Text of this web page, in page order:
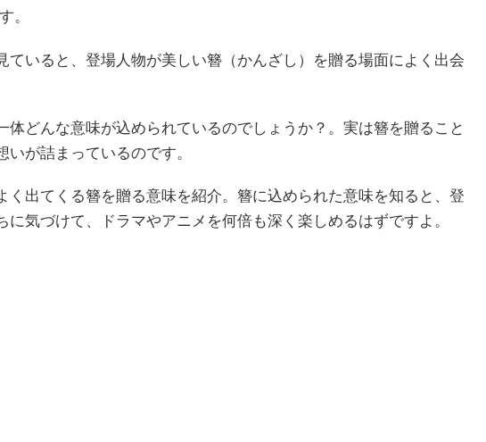
。
ていると、登場人物が美しい簪（かんざし）を贈る場面によく出会
体どんな意味が込められているのでしょうか？。実は簪を贈ること
が詰まっているのです。
く出てくる簪を贈る意味を紹介。簪に込められた意味を知ると、登
気づけて、ドラマやアニメを何倍も深く楽しめるはずですよ。